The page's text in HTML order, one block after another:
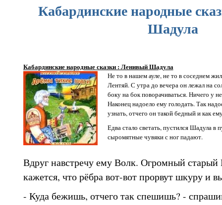
Кабардинские народные
Шадула
Кабардинские народные сказки : Ленивый Шадула
Не то в нашем ауле, не то в соседнем
Лентяй. С утра до вечера он лежал на
боку на бок поворачиваться. Ничего у
Наконец надоело ему голодать. Так
узнать, отчего он такой бедный и как
Едва стало светать, пустился Шадула в
сыромятные чувяки с ног падают.
Вдруг навстречу ему Волк. Огромный старый
кажется, что рёбра вот-вот прорвут шкуру и
- Куда бежишь, отчего так спешишь? -